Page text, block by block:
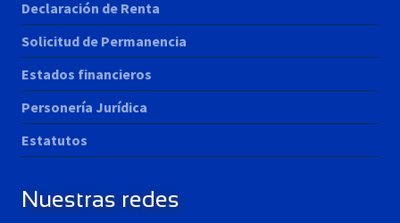
Declaración de Renta
Solicitud de Permanencia
Estados financieros
Personería Jurídica
Estatutos
Nuestras redes